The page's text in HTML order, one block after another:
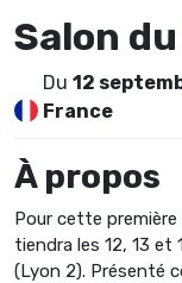
Salon
Du 12
France
À propos
Pour cette première
tiendra les 12, 13 et
(Lyon 2). Présenté